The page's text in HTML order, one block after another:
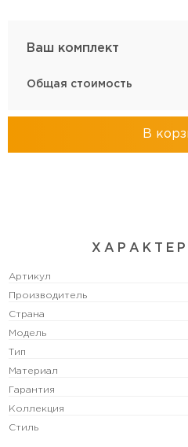
Ваш комплект
Общая стоимость
В
Артикул
Производитель
Страна
Модель
Тип
Материал
Гарантия
Коллекция
Стиль